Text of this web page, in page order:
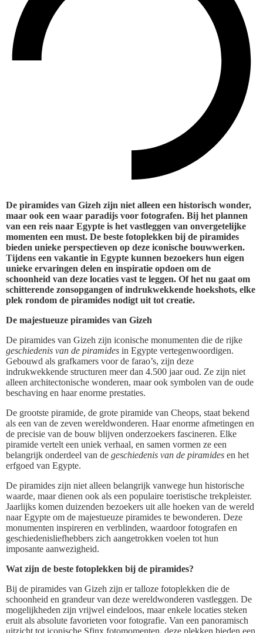
De piramides van Gizeh zijn niet alleen een historisch wonder,
maar ook een waar paradijs voor fotografen. Bij het plannen
van een reis naar Egypte is het vastleggen van onvergetelijke
momenten een must. De beste fotoplekken bij de piramides
bieden unieke perspectieven op deze iconische bouwwerken.
Tijdens een vakantie in Egypte kunnen bezoekers hun eigen
unieke ervaringen delen en inspiratie opdoen om de
schoonheid van deze locaties vast te leggen. Of het nu gaat om
schitterende zonsopgangen of indrukwekkende hoekshots, elke
plek rondom de piramides nodigt uit tot creatie.
De majestueuze piramides van Gizeh
De piramides van Gizeh zijn iconische monumenten die de rijke
geschiedenis van de piramides in Egypte vertegenwoordigen.
Gebouwd als grafkamers voor de farao’s, zijn deze
indrukwekkende structuren meer dan 4.500 jaar oud. Ze zijn niet
alleen architectonische wonderen, maar ook symbolen van de oude
beschaving en haar enorme prestaties.
De grootste piramide, de grote piramide van Cheops, staat bekend
als een van de zeven wereldwonderen. Haar enorme afmetingen en
de precisie van de bouw blijven onderzoekers fascineren. Elke
piramide vertelt een uniek verhaal, en samen vormen ze een
belangrijk onderdeel van de geschiedenis van de piramides en het
erfgoed van Egypte.
De piramides zijn niet alleen belangrijk vanwege hun historische
waarde, maar dienen ook als een populaire toeristische trekpleister.
Jaarlijks komen duizenden bezoekers uit alle hoeken van de wereld
naar Egypte om de majestueuze piramides te bewonderen. Deze
monumenten inspireren en verblinden, waardoor fotografen en
geschiedenisliefhebbers zich aangetrokken voelen tot hun
imposante aanwezigheid.
Wat zijn de beste fotoplekken bij de piramides?
Bij de piramides van Gizeh zijn er talloze fotoplekken die de
schoonheid en grandeur van deze wereldwonderen vastleggen. De
mogelijkheden zijn vrijwel eindeloos, maar enkele locaties steken
eruit als absolute favorieten voor fotografie. Van een panoramisch
uitzicht tot iconische Sfinx fotomomenten, deze plekken bieden een